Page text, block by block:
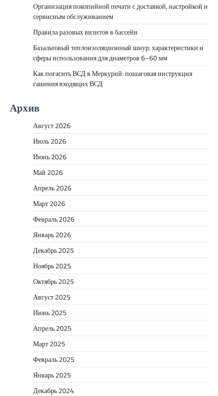
Организация покопийной печати с доставкой, настройкой и
сервисным обслуживанием
Правила разовых визитов в бассейн
Базальтовый теплоизоляционный шнур: характеристики и
сферы использования для диаметров 6–60 мм
Как погасить ВСД в Меркурий: пошаговая инструкция
гашения входящих ВСД
Архив
Август 2026
Июль 2026
Июнь 2026
Май 2026
Апрель 2026
Март 2026
Февраль 2026
Январь 2026
Декабрь 2025
Ноябрь 2025
Октябрь 2025
Август 2025
Июнь 2025
Апрель 2025
Март 2025
Февраль 2025
Январь 2025
Декабрь 2024